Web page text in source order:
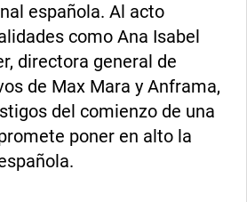
española. Al acto
como Ana Isabel
directora general de
de Max Mara y Anframa,
del comienzo de una
poner en alto la